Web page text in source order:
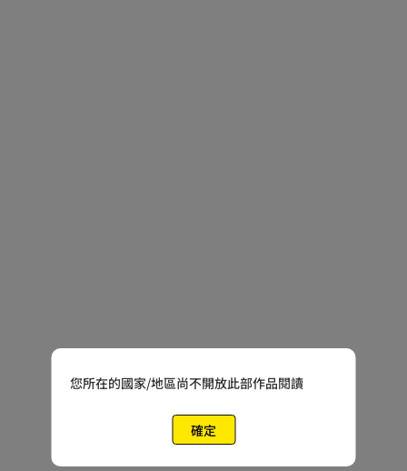
您所在的國家/地區尚不開放此部作品閱讀
確定